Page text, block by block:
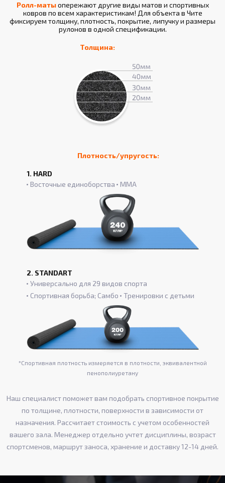
Ролл-матыопережают другие виды матов и спортивных
ковров по всем характеристикам! Для объекта в Чите
фиксируем толщину, плотность, покрытие, липучку и размеры
рулонов в одной спецификации.
Толщина:
Плотность/упругость:
1. HARD
Восточные единоборства
ММА
2. STANDART
Универсально для 29 видов спорта
Спортивная борьба; Самбо
Тренировки с детьми
*Спортивная плотность измеряется в плотности, эквивалентной
пенополиуретану
Наш специалист поможет вам подобрать спортивное покрытие
по толщине, плотности, поверхности в зависимости от
назначения. Рассчитает стоимость с учетом особенностей
вашего зала. Менеджер отдельно учтет дисциплины, возраст
спортсменов, маршрут заноса, хранение и доставку 12-14 дней.